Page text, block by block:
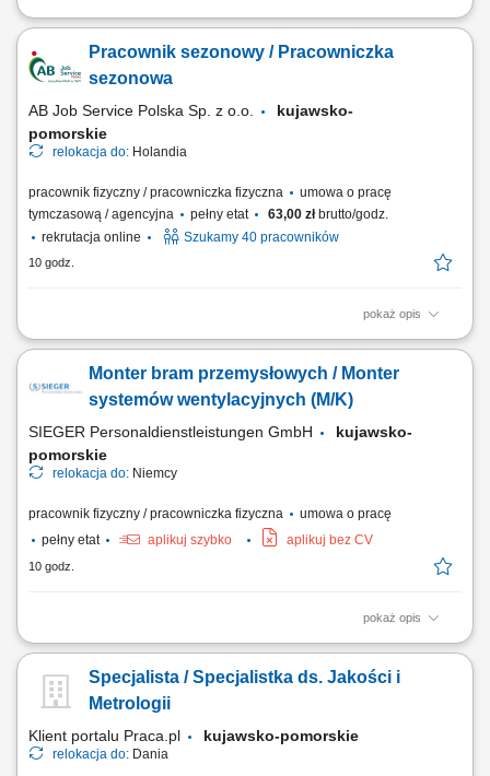
Twoje codzienne zadania Ty będziesz być odpowiedzialnym za
Diagnozować i usuwać usterki w złożonych układach hydraulicznych i
mechanicznych; Serwisować i naprawiać elektryczne układy napędowe
Pracownik sezonowy / Pracowniczka
sezonowa
AB Job Service Polska Sp. z o.o.
kujawsko-
pomorskie
relokacja do: Holandia
pracownik fizyczny / pracowniczka fizyczna
umowa o pracę
tymczasową / agencyjna
pełny etat 63,00 złbrutto/godz.
rekrutacja online
Szukamy 40 pracowników
10 godz.
pokaż opis
Opis stanowiska Ręczny zbiór jabłek i gruszek w nowoczesnych
oraz drabin. Wstępna selekcja i przygotowanie owoców do transportu.
Układanie zebranych owoców w skrzynkach zgodnie z obowiązującymi
Monter bram przemysłowych / Monter
systemów wentylacyjnych (M/K)
SIEGER Personaldienstleistungen GmbH
kujawsko-
pomorskie
relokacja do: Niemcy
pracownik fizyczny / pracowniczka fizyczna
umowa o pracę
pełny etat
aplikuj szybko aplikuj bez CV
10 godz.
pokaż opis
Zakres obowiązków montaż bram przemysłowych, montaż systemów
praca zgodnie z dokumentacją techniczną, dbanie o jakość wykonania i
porządek na miejscu pracy.
Specjalista / Specjalistka ds. Jakości i
Metrologii
Klient portalu Praca.pl kujawsko-pomorskie
relokacja do: Dania